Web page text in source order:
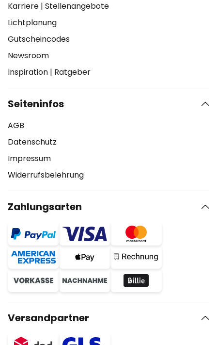
Karriere | Stellenangebote
Lichtplanung
Gutscheincodes
Newsroom
Inspiration | Ratgeber
Seiteninfos
AGB
Datenschutz
Impressum
Widerrufsbelehrung
Zahlungsarten
Versandpartner